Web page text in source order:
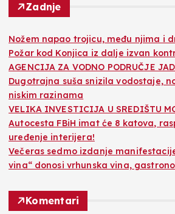
Zadnje
Nožem napao trojicu, među njima i
Požar kod Konjica iz dalje izvan
AGENCIJA ZA VODNO PODRUČJE
Dugotrajna suša snizila vodostaje,
niskim razinama
VELIKA INVESTICIJA U SREDIŠTU
Autocesta FBiH imat će 8 katova,
uređenje interijera!
Večeras sedmo izdanje
vina“ donosi vrhunska vina,
Komentari